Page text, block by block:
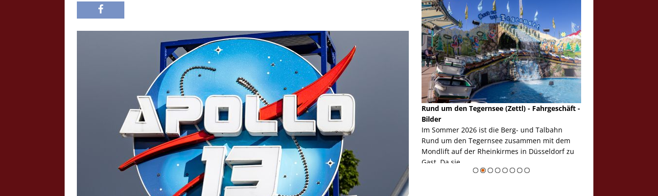
Rheinkirmes Düsseldorf 2022
Auch im Jahr 2026 immer noch mal einen Blick
Wert, die Rheinkirmes aus dem Jahr 2022. Am
Sonntag Nachmittag waren wir bei herrlichem
Sommerw...
Rund um den Tegernsee (Zettl) - Fahrgeschäft -
Bilder
Im Sommer 2026 ist die Berg- und Talbahn
Rund um den Tegernsee zusammen mit dem
Mondlift auf der Rheinkirmes in Düsseldorf zu
Gast. Da sie ...
Crazy Outback (Kollmann) - Laufgeschäft -
Schau Dir hier Bilder vom Laufgeschäft "Crazy
Outback" an.
Zur Bildgalerie